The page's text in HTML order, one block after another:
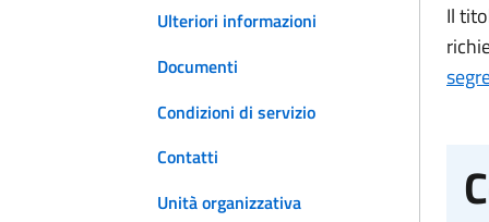
Ulteriori informazioni
Documenti
Condizioni di servizio
Contatti
Unità organizzativa
Il